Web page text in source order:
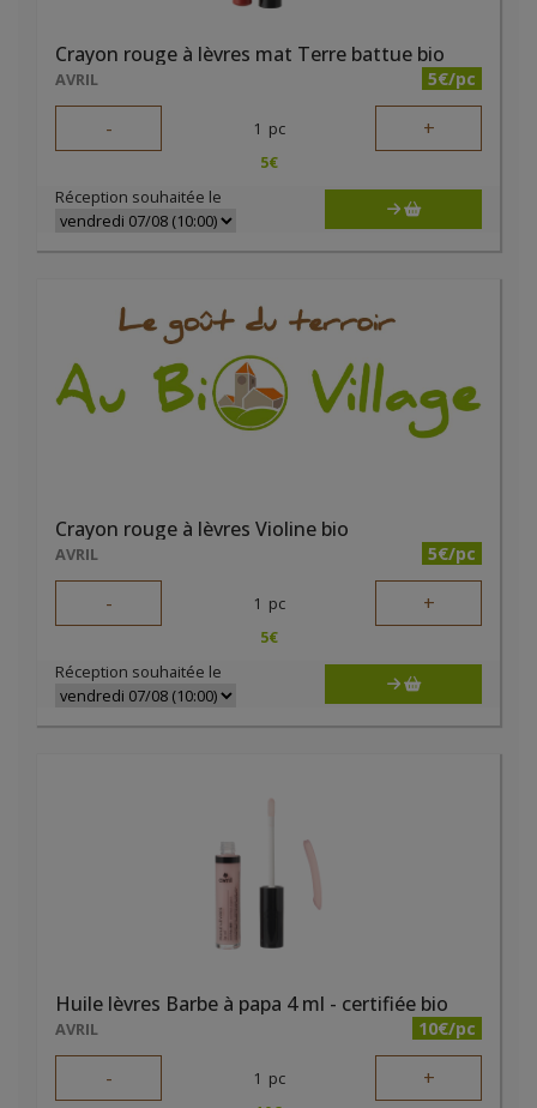
Crayon rouge à lèvres mat Terre battue bio
AVRIL 5€/pc
- 1 pc +
5€
Réception souhaitée le
Crayon rouge à lèvres Violine bio
AVRIL 5€/pc
- 1 pc +
5€
Réception souhaitée le
Huile lèvres Barbe à papa 4 ml - certifiée bio
AVRIL 10€/pc
- 1 pc +